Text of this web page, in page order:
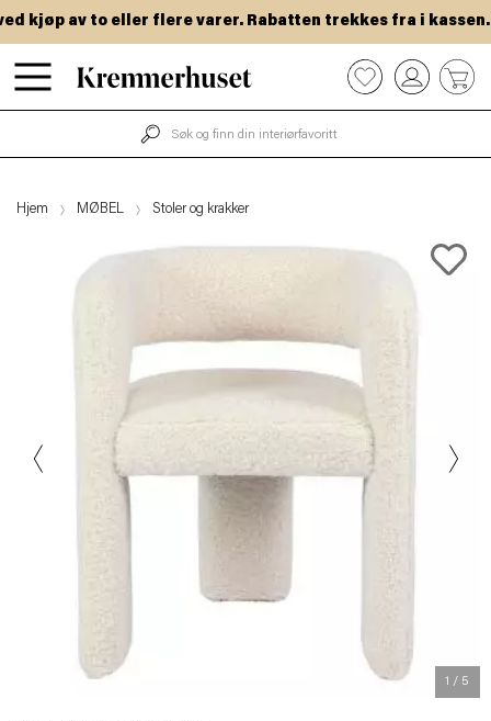
Hopp
til
kjøp av to eller flere varer. Rabatten trekkes fra i kassen.
0
Hjem MØBEL Stoler og krakker
1 / 5